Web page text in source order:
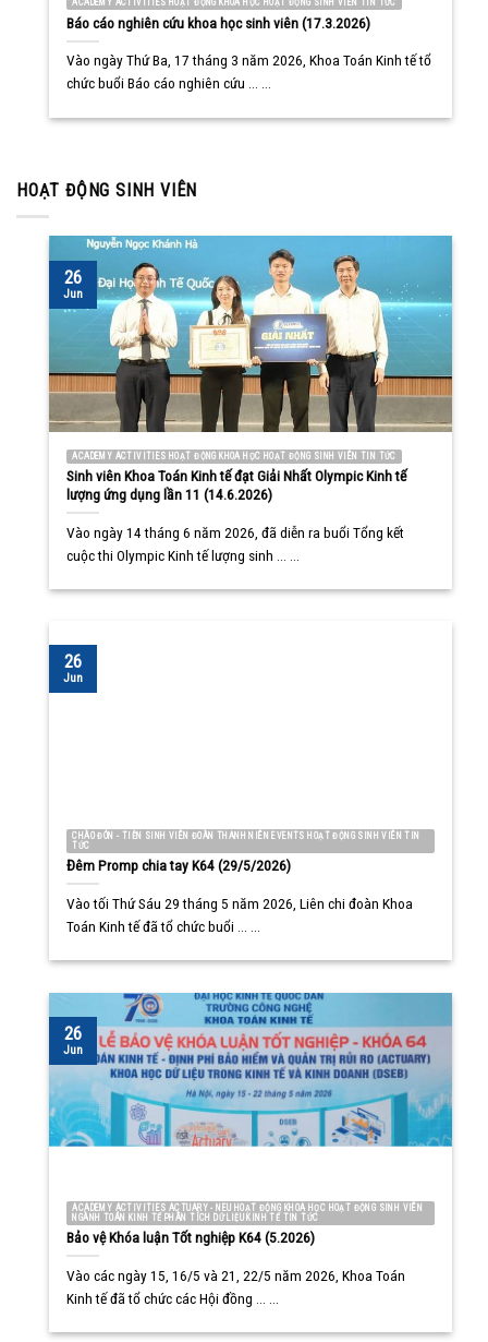
ACADEMY ACTIVITIES HOẠT ĐỘNG KHOA HỌC HOẠT ĐỘNG SINH VIÊN TIN TỨC
Báo cáo nghiên cứu khoa học sinh viên (17.3.2026)
Vào ngày Thứ Ba, 17 tháng 3 năm 2026, Khoa Toán Kinh tế tổ
chức buổi Báo cáo nghiên cứu ... ...
HOẠT ĐỘNG SINH VIÊN
ACADEMY ACTIVITIES HOẠT ĐỘNG KHOA HỌC HOẠT ĐỘNG SINH VIÊN TIN TỨC
Sinh viên Khoa Toán Kinh tế đạt Giải Nhất Olympic Kinh tế
lượng ứng dụng lần 11 (14.6.2026)
Vào ngày 14 tháng 6 năm 2026, đã diễn ra buổi Tổng kết
cuộc thi Olympic Kinh tế lượng sinh ... ...
26
Jun
CHÀO ĐÓN - TIỄN SINH VIÊN ĐOÀN THANH NIÊN EVENTS HOẠT ĐỘNG SINH VIÊN TIN
TỨC
Đêm Promp chia tay K64 (29/5/2026)
Vào tối Thứ Sáu 29 tháng 5 năm 2026, Liên chi đoàn Khoa
Toán Kinh tế đã tổ chức buổi ... ...
26
Jun
ACADEMY ACTIVITIES ACTUARY - NEU HOẠT ĐỘNG KHOA HỌC HOẠT ĐỘNG SINH VIÊN
NGÀNH TOÁN KINH TẾ PHÂN TÍCH DỮ LIỆU KINH TẾ TIN TỨC
Bảo vệ Khóa luận Tốt nghiệp K64 (5.2026)
Vào các ngày 15, 16/5 và 21, 22/5 năm 2026, Khoa Toán
Kinh tế đã tổ chức các Hội đồng ... ...
26
Jun